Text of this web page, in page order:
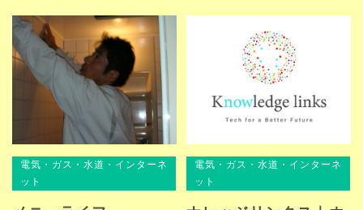
電気・ガス・水道・インターネ
ット
電気・ガス・水道・インターネ
ット